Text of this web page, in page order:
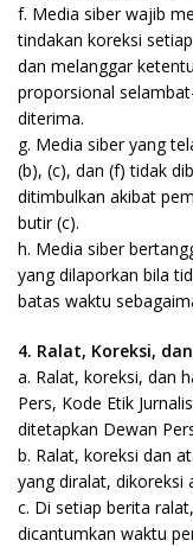
f. Media siber wajib
tindakan koreksi
dan melanggar
proporsional
diterima.
g. Media siber yang
(b), (c), dan (f) tidak
ditimbulkan akibat
butir (c).
h. Media siber
yang dilaporkan bila
batas waktu
4. Ralat, Koreksi,
a. Ralat, koreksi, dan
Pers, Kode Etik
ditetapkan Dewan
b. Ralat, koreksi dan
yang diralat, dikoreksi
c. Di setiap berita
dicantumkan waktu